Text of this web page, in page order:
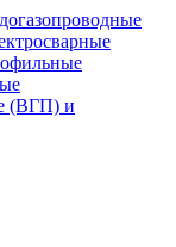
(ВГП) и